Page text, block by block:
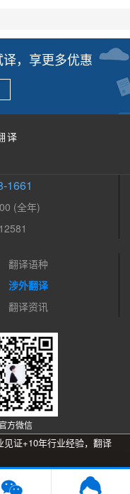
，享更多优惠

译
1661
(全年)
翻译语种
涉外翻译
翻译资讯
官方微信
证+10年行业经验，翻译